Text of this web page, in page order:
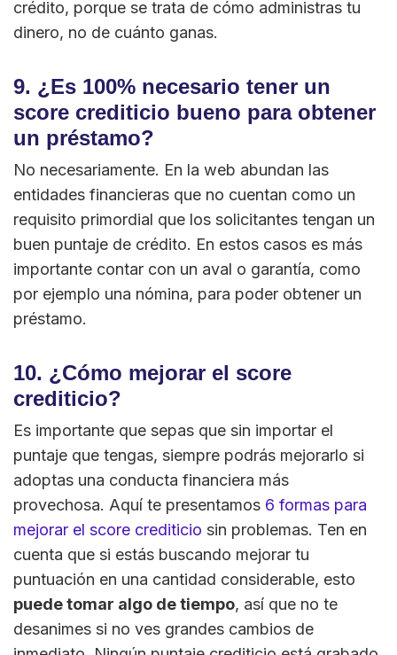
crédito, porque se trata de cómo administras tu
dinero, no de cuánto ganas.
9. ¿Es 100% necesario tener un
score crediticio bueno para obtener
un préstamo?
No necesariamente. En la web abundan las
entidades financieras que no cuentan como un
requisito primordial que los solicitantes tengan un
buen puntaje de crédito. En estos casos es más
importante contar con un aval o garantía, como
por ejemplo una nómina, para poder obtener un
préstamo.
10. ¿Cómo mejorar el score
crediticio?
Es importante que sepas que sin importar el
puntaje que tengas, siempre podrás mejorarlo si
adoptas una conducta financiera más
provechosa. Aquí te presentamos 6 formas para
mejorar el score crediticio sin problemas. Ten en
cuenta que si estás buscando mejorar tu
puntuación en una cantidad considerable, esto
puede tomar algo de tiempo, así que no te
desanimes si no ves grandes cambios de